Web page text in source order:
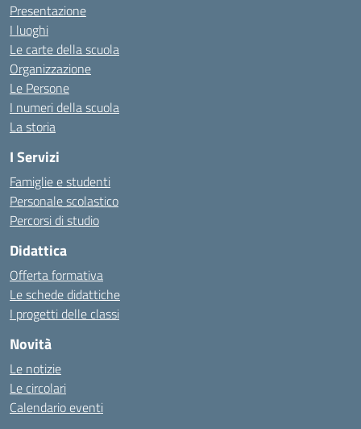
Presentazione
I luoghi
Le carte della scuola
Organizzazione
Le Persone
I numeri della scuola
La storia
I Servizi
Famiglie e studenti
Personale scolastico
Percorsi di studio
Didattica
Offerta formativa
Le schede didattiche
I progetti delle classi
Novità
Le notizie
Le circolari
Calendario eventi